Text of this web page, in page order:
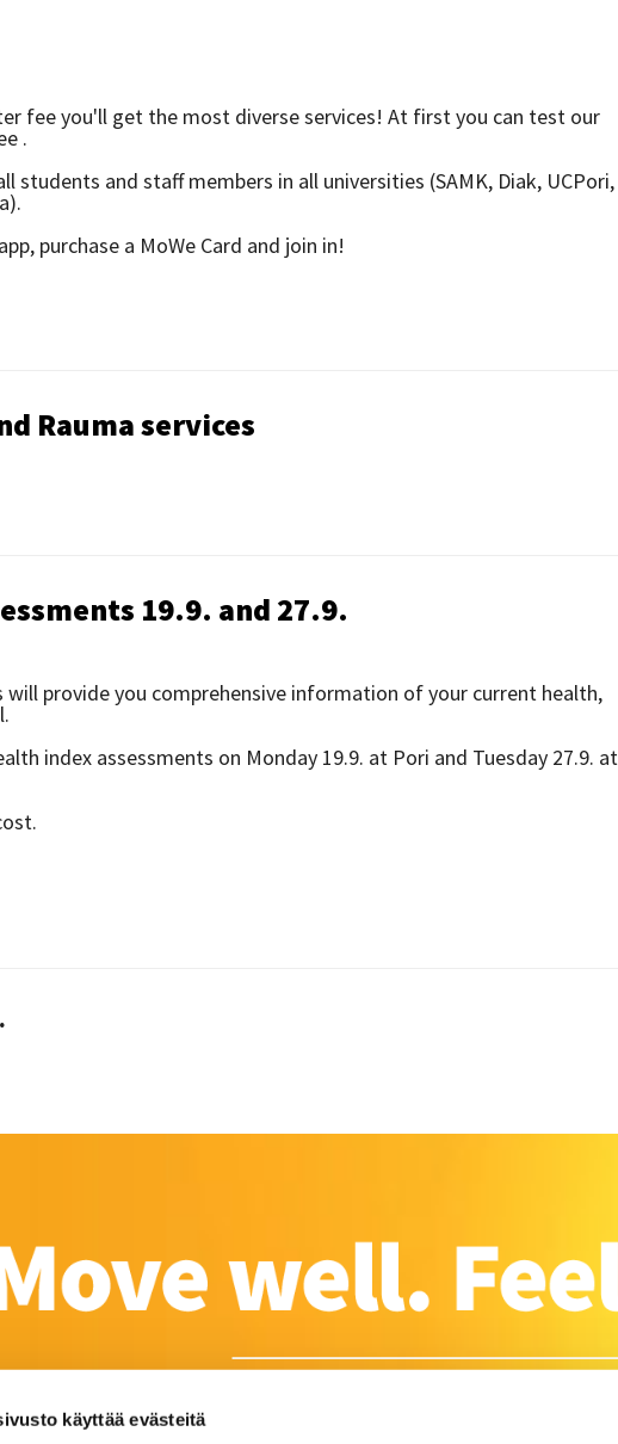
käyttää evästeitä
fee you'll get the most diverse services! At first you can test our
.
students and staff members in all universities (SAMK, Diak, UCPori,
purchase a MoWe Card and join in!
Rauma services
19.9. and 27.9.
will provide you comprehensive information of your current health,
index assessments on Monday 19.9. at Pori and Tuesday 27.9. at